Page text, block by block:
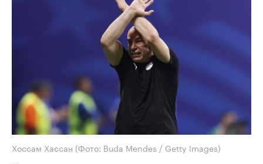
Хоссам Хассан (Фото: Buda Mendes / Getty Images)